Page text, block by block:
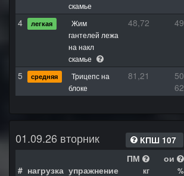
скамье
4 легкая
Жим
гантелей лежа
на накл
скамье
48,72 49
5 средняя
Трицепс на
блоке
81,21 50
62
01.09.26 вторник КПШ 107
# нагрузка упражнение
ПМ
кг
ои
%